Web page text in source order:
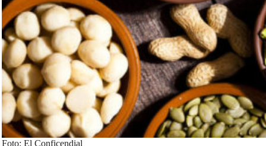
Foto: El Conficendial